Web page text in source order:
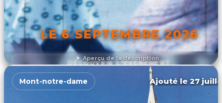
Aperçu de la description
LE 6 SEPTEMBRE 2026
DÉCOUVRIR L'ÉVÉNEMENT
Mont-notre-dame Ajouté le 27